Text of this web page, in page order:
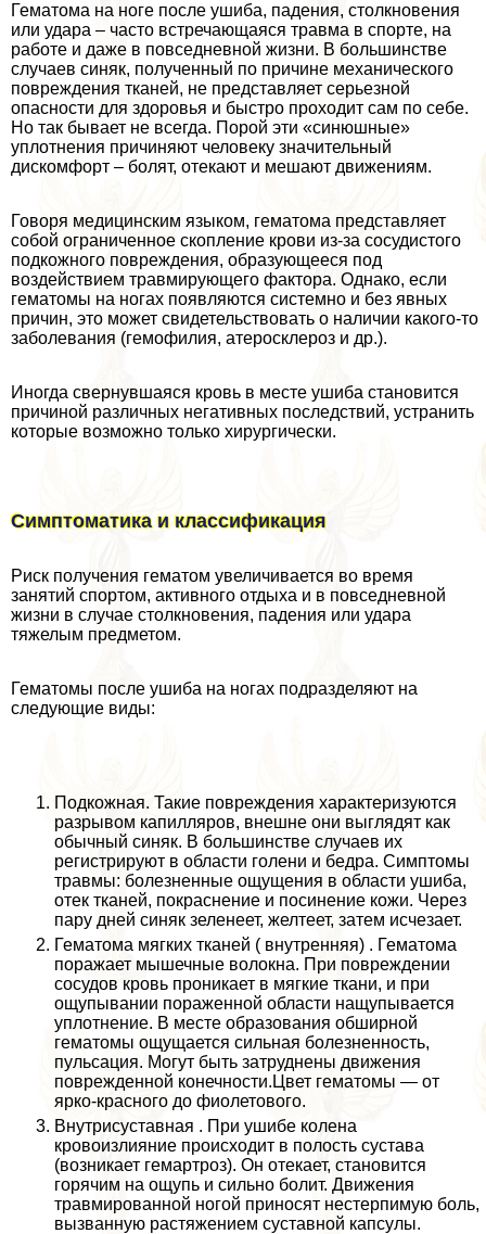
Гематома на ноге после ушиба, падения, столкновения
или удара – часто встречающаяся травма в спорте, на
работе и даже в повседневной жизни. В большинстве
случаев синяк, полученный по причине механического
повреждения тканей, не представляет серьезной
опасности для здоровья и быстро проходит сам по себе.
Но так бывает не всегда. Порой эти «синюшные»
уплотнения причиняют человеку значительный
дискомфорт – болят, отекают и мешают движениям.
Говоря медицинским языком, гематома представляет
собой ограниченное скопление крови из-за сосудистого
подкожного повреждения, образующееся под
воздействием травмирующего фактора. Однако, если
гематомы на ногах появляются системно и без явных
причин, это может свидетельствовать о наличии какого-то
заболевания (гемофилия, атеросклероз и др.).
Иногда свернувшаяся кровь в месте ушиба становится
причиной различных негативных последствий, устранить
которые возможно только хирургически.
Симптоматика и классификация
Риск получения гематом увеличивается во время
занятий спортом, активного отдыха и в повседневной
жизни в случае столкновения, падения или удара
тяжелым предметом.
Гематомы после ушиба на ногах подразделяют на
следующие виды:
Подкожная. Такие повреждения хаpaктеризуются
разрывом капилляров, внешне они выглядят как
обычный синяк. В большинстве случаев их
регистрируют в области голени и бедра. Симптомы
травмы: болезненные ощущения в области ушиба,
отек тканей, покраснение и посинение кожи. Через
пару дней синяк зеленеет, желтеет, затем исчезает.
Гематома мягких тканей ( внутренняя) . Гематома
поражает мышечные волокна. При повреждении
сосудов кровь проникает в мягкие ткани, и при
ощупывании пораженной области нащупывается
уплотнение. В месте образования обширной
гематомы ощущается сильная болезненность,
пульсация. Могут быть затруднены движения
поврежденной конечности.Цвет гематомы — от
ярко-красного до фиолетового.
Внутрисуставная . При ушибе колена
кровоизлияние происходит в полость сустава
(возникает гемартроз). Он отекает, становится
горячим на ощупь и сильно болит. Движения
травмированной ногой приносят нестерпимую боль,
вызванную растяжением суставной капсулы.